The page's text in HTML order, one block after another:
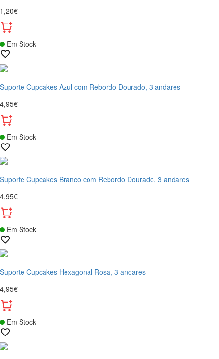
1,20€
Em Stock
Suporte Cupcakes Azul com Rebordo Dourado, 3 andares
4,95€
Em Stock
Suporte Cupcakes Branco com Rebordo Dourado, 3 andares
4,95€
Em Stock
Suporte Cupcakes Hexagonal Rosa, 3 andares
4,95€
Em Stock